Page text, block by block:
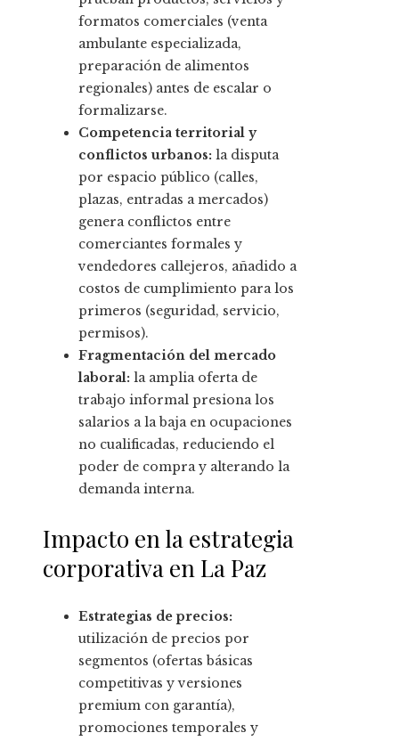
formatos comerciales (venta
ambulante especializada,
preparación de alimentos
regionales) antes de escalar o
formalizarse.
Competencia territorial y
conflictos urbanos: la disputa
por espacio público (calles,
plazas, entradas a mercados)
genera conflictos entre
comerciantes formales y
vendedores callejeros, añadido a
costos de cumplimiento para los
primeros (seguridad, servicio,
permisos).
Fragmentación del mercado
laboral: la amplia oferta de
trabajo informal presiona los
salarios a la baja en ocupaciones
no cualificadas, reduciendo el
poder de compra y alterando la
demanda interna.
Impacto en la estrategia
corporativa en La Paz
Estrategias de precios:
utilización de precios por
segmentos (ofertas básicas
competitivas y versiones
premium con garantía),
promociones temporales y